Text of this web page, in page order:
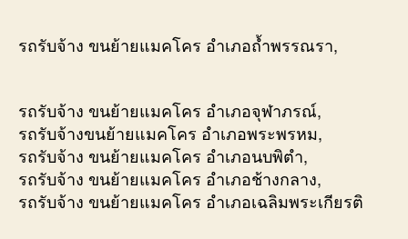
รถรับจ้าง ขนย้ายแมคโคร อำเภอถ้ำพรรณรา,
รถรับจ้าง ขนย้ายแมคโคร อำเภอจุฬาภรณ์,
รถรับจ้างขนย้ายแมคโคร อำเภอพระพรหม,
รถรับจ้าง ขนย้ายแมคโคร อำเภอนบพิตำ,
รถรับจ้าง ขนย้ายแมคโคร อำเภอช้างกลาง,
รถรับจ้าง ขนย้ายแมคโคร อำเภอเฉลิมพระเกียรติ